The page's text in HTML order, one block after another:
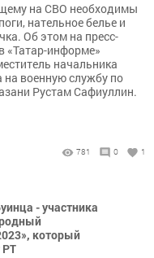
на СВО необходимы
нательное белье и
Об этом на пресс-
«Татар-информе»
начальника
на военную службу по
Рустам Сафиуллин.
781 0 1
- участника
который
РТ